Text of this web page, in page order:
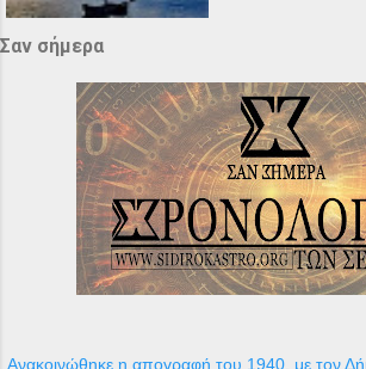
Σαν σήμερα
Ανακοινώθηκε η απογραφή του 1940, με τον